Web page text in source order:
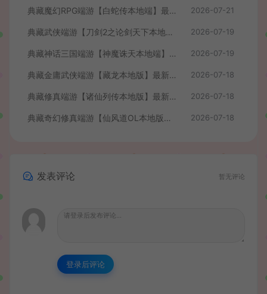
典藏魔幻RPG端游【白蛇传本地端】最新整理Win系服务端+PC客户端+GM工具+详细搭建教程 2026-07-21
典藏武侠端游【刀剑2之论剑天下本地端】最新整理Win系服务端+PC客户端+GM工具+详细搭建教程 2026-07-19
典藏神话三国端游【神魔诛天本地端】最新整理Win系服务端+PC客户端+货币修改教程+详细搭建教程 2026-07-19
典藏金庸武侠端游【藏龙本地版】最新整理Win系服务端+PC客户端+GM工具+详细搭建教程 2026-07-18
典藏修真端游【诸仙列传本地版】最新整理Win系服务端+PC客户端+GM工具+详细搭建教程 2026-07-18
典藏奇幻修真端游【仙风道OL本地版】最新整理Win系服务端+PC客户端+GM工具+详细搭建教程 2026-07-18
发表评论 暂无评论
登录后评论